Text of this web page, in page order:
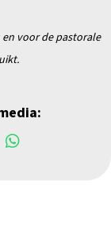
voor de pastorale